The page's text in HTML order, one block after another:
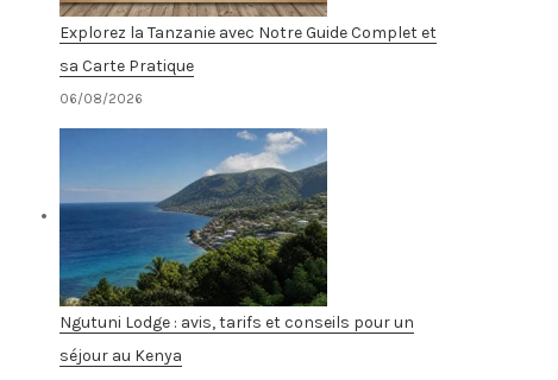
Explorez la Tanzanie avec Notre Guide Complet et
sa Carte Pratique
06/08/2026
Ngutuni Lodge : avis, tarifs et conseils pour un
séjour au Kenya